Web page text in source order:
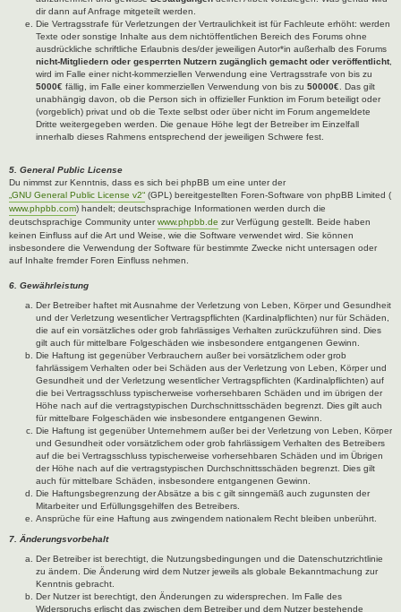
dir dann auf Anfrage mitgeteilt werden.
Die Vertragsstrafe für Verletzungen der Vertraulichkeit ist für Fachleute erhöht: werden
Texte oder sonstige Inhalte aus dem nichtöffentlichen Bereich des Forums ohne
ausdrückliche schriftliche Erlaubnis des/der jeweiligen Autor*in außerhalb des Forums
nicht-Mitgliedern oder gesperrten Nutzern zugänglich gemacht oder veröffentlicht,
wird im Falle einer nicht-kommerziellen Verwendung eine Vertragsstrafe von bis zu
5000€ fällig, im Falle einer kommerziellen Verwendung von bis zu 50000€ . Das gilt
unabhängig davon, ob die Person sich in offizieller Funktion im Forum beteiligt oder
(vorgeblich) privat und ob die Texte selbst oder über nicht im Forum angemeldete
Dritte weitergegeben werden. Die genaue Höhe legt der Betreiber im Einzelfall
innerhalb dieses Rahmens entsprechend der jeweiligen Schwere fest.
5. General Public License
Du nimmst zur Kenntnis, dass es sich bei phpBB um eine unter der
„GNU General Public License v2“ (GPL) bereitgestellten Foren-Software von phpBB Limited (
www.phpbb.com) handelt; deutschsprachige Informationen werden durch die
deutschsprachige Community unterwww.phpbb.de zur Verfügung gestellt. Beide haben
keinen Einfluss auf die Art und Weise, wie die Software verwendet wird. Sie können
insbesondere die Verwendung der Software für bestimmte Zwecke nicht untersagen oder
auf Inhalte fremder Foren Einfluss nehmen.
6. Gewährleistung
Der Betreiber haftet mit Ausnahme der Verletzung von Leben, Körper und Gesundheit
und der Verletzung wesentlicher Vertragspflichten (Kardinalpflichten) nur für Schäden,
die auf ein vorsätzliches oder grob fahrlässiges Verhalten zurückzuführen sind. Dies
gilt auch für mittelbare Folgeschäden wie insbesondere entgangenen Gewinn.
Die Haftung ist gegenüber Verbrauchern außer bei vorsätzlichem oder grob
fahrlässigem Verhalten oder bei Schäden aus der Verletzung von Leben, Körper und
Gesundheit und der Verletzung wesentlicher Vertragspflichten (Kardinalpflichten) auf
die bei Vertragsschluss typischerweise vorhersehbaren Schäden und im übrigen der
Höhe nach auf die vertragstypischen Durchschnittsschäden begrenzt. Dies gilt auch
für mittelbare Folgeschäden wie insbesondere entgangenen Gewinn.
Die Haftung ist gegenüber Unternehmern außer bei der Verletzung von Leben, Körper
und Gesundheit oder vorsätzlichem oder grob fahrlässigem Verhalten des Betreibers
auf die bei Vertragsschluss typischerweise vorhersehbaren Schäden und im Übrigen
der Höhe nach auf die vertragstypischen Durchschnittsschäden begrenzt. Dies gilt
auch für mittelbare Schäden, insbesondere entgangenen Gewinn.
Die Haftungsbegrenzung der Absätze a bis c gilt sinngemäß auch zugunsten der
Mitarbeiter und Erfüllungsgehilfen des Betreibers.
Ansprüche für eine Haftung aus zwingendem nationalem Recht bleiben unberührt.
7. Änderungsvorbehalt
Der Betreiber ist berechtigt, die Nutzungsbedingungen und die Datenschutzrichtlinie
zu ändern. Die Änderung wird dem Nutzer jeweils als globale Bekanntmachung zur
Kenntnis gebracht.
Der Nutzer ist berechtigt, den Änderungen zu widersprechen. Im Falle des
Widerspruchs erlischt das zwischen dem Betreiber und dem Nutzer bestehende